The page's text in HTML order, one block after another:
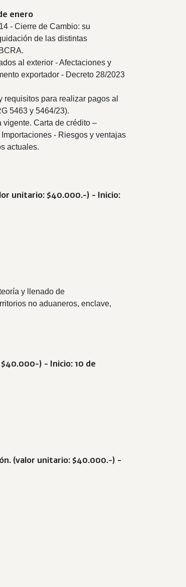
enero
- Cierre de Cambio: su
de las distintas
al exterior - Afectaciones y
exportador - Decreto 28/2023
para realizar pagos al
5463 y 5464/23).
Carta de crédito –
- Riesgos y ventajas
actuales.
unitario: $40.000.-) - Inicio:
y llenado de
no aduaneros, enclave,
$40.000-) - Inicio: 10 de
(valor unitario: $40.000.-) -